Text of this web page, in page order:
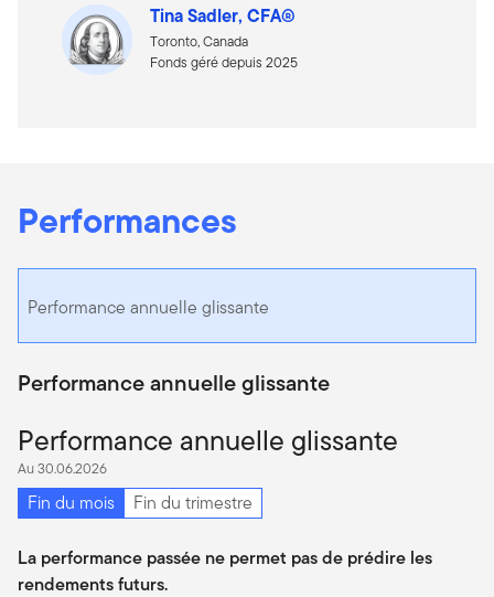
Tina Sadler, CFA®
Toronto, Canada
Fonds géré depuis 2025
Performances
Performance annuelle glissante
Performance annuelle glissante
Performance annuelle glissante
Au 30.06.2026
Fin du mois Fin du trimestre
La performance passée ne permet pas de prédire les
rendements futurs.